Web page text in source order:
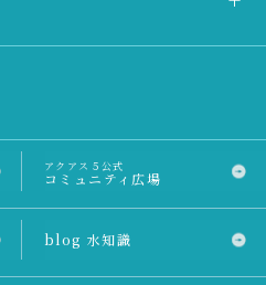
アクアス５公式
コミュニティ広場
blog 水知識